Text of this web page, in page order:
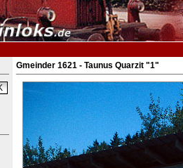
Gmeinder 1621 - Taunus Quarzit "1"